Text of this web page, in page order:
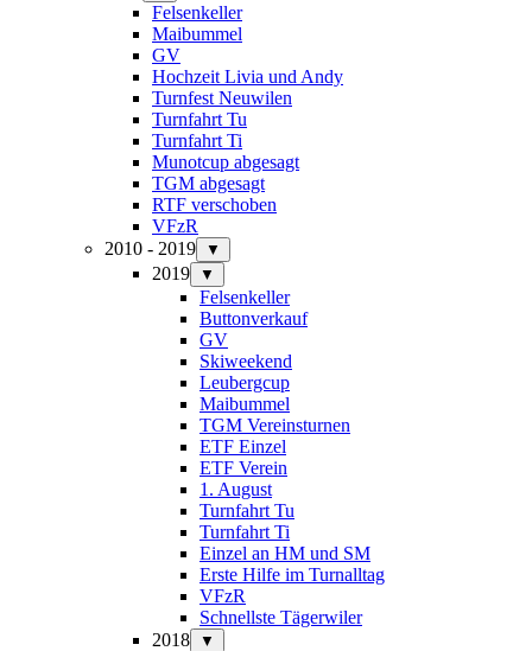
Felsenkeller
Maibummel
GV
Hochzeit Livia und Andy
Turnfest Neuwilen
Turnfahrt Tu
Turnfahrt Ti
Munotcup abgesagt
TGM abgesagt
RTF verschoben
VFzR
2010 - 2019
▼
2019 ▼
Felsenkeller
Buttonverkauf
GV
Skiweekend
Leubergcup
Maibummel
TGM Vereinsturnen
ETF Einzel
ETF Verein
1. August
Turnfahrt Tu
Turnfahrt Ti
Einzel an HM und SM
Erste Hilfe im Turnalltag
VFzR
Schnellste Tägerwiler
2018
▼